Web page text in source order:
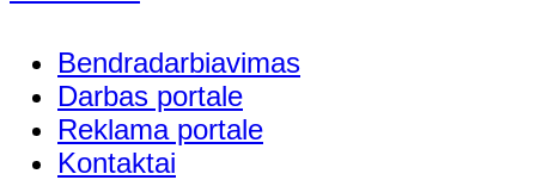
Bendradarbiavimas
Darbas portale
Reklama portale
Kontaktai